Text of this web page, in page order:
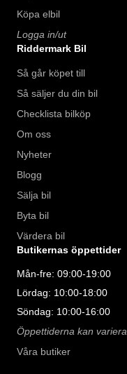
Köpa elbil
Logga in/ut
Riddermark Bil
Så går köpet till
Så säljer du din bil
Checklista bilköp
Om oss
Nyheter
Blogg
Sälja bil
Byta bil
Värdera bil
Butikernas öppettider
Mån-fre: 09:00-19:00
Lördag: 10:00-18:00
Söndag: 10:00-16:00
Öppettiderna kan variera
Våra butiker